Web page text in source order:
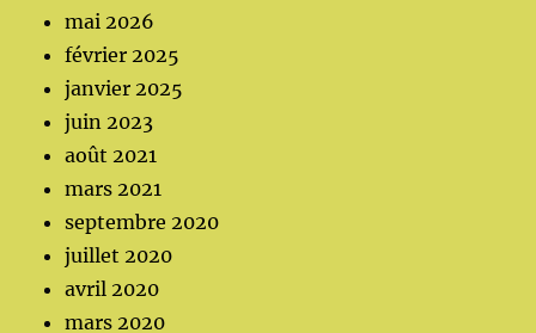
mai 2026
février 2025
janvier 2025
juin 2023
août 2021
mars 2021
septembre 2020
juillet 2020
avril 2020
mars 2020